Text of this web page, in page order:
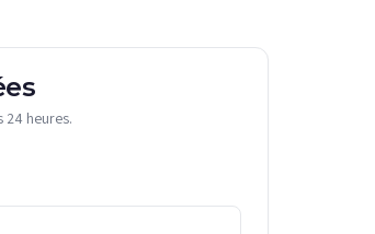
24 heures.